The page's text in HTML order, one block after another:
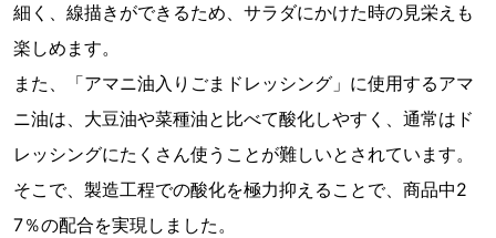
細く、線描きができるため、サラダにかけた時の見栄えも
楽しめます。
また、「アマニ油入りごまドレッシング」に使用するアマ
ニ油は、大豆油や菜種油と比べて酸化しやすく、通常はド
レッシングにたくさん使うことが難しいとされています。
そこで、製造工程での酸化を極力抑えることで、商品中2
7％の配合を実現しました。